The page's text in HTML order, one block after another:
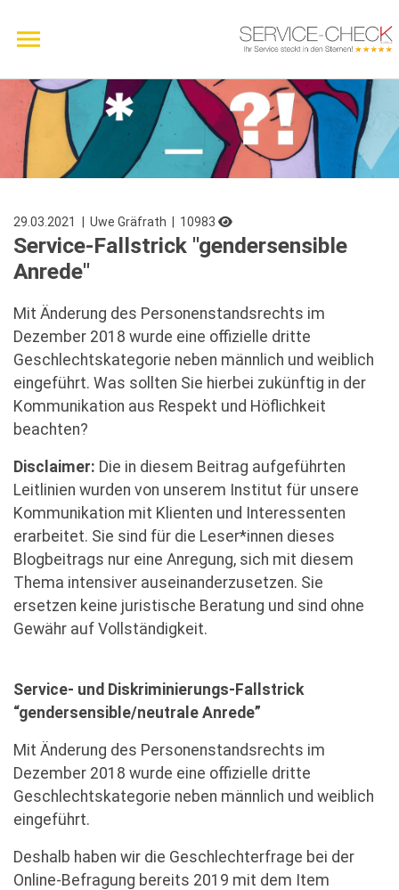
29.03.2021 | Uwe Gräfrath | 10983
Service-Fallstrick "gendersensible
Anrede"
Mit Änderung des Personenstandsrechts im
Dezember 2018 wurde eine offizielle dritte
Geschlechtskategorie neben männlich und weiblich
eingeführt. Was sollten Sie hierbei zukünftig in der
Kommunikation aus Respekt und Höflichkeit
beachten?
Disclaimer: Die in diesem Beitrag aufgeführten
Leitlinien wurden von unserem Institut für unsere
Kommunikation mit Klienten und Interessenten
erarbeitet. Sie sind für die Leser*innen dieses
Blogbeitrags nur eine Anregung, sich mit diesem
Thema intensiver auseinanderzusetzen. Sie
ersetzen keine juristische Beratung und sind ohne
Gewähr auf Vollständigkeit.
Service- und Diskriminierungs-Fallstrick
“gendersensible/neutrale Anrede”
Mit Änderung des Personenstandsrechts im
Dezember 2018 wurde eine offizielle dritte
Geschlechtskategorie neben männlich und weiblich
eingeführt.
Deshalb haben wir die Geschlechterfrage bei der
Online-Befragung bereits 2019 mit dem Item